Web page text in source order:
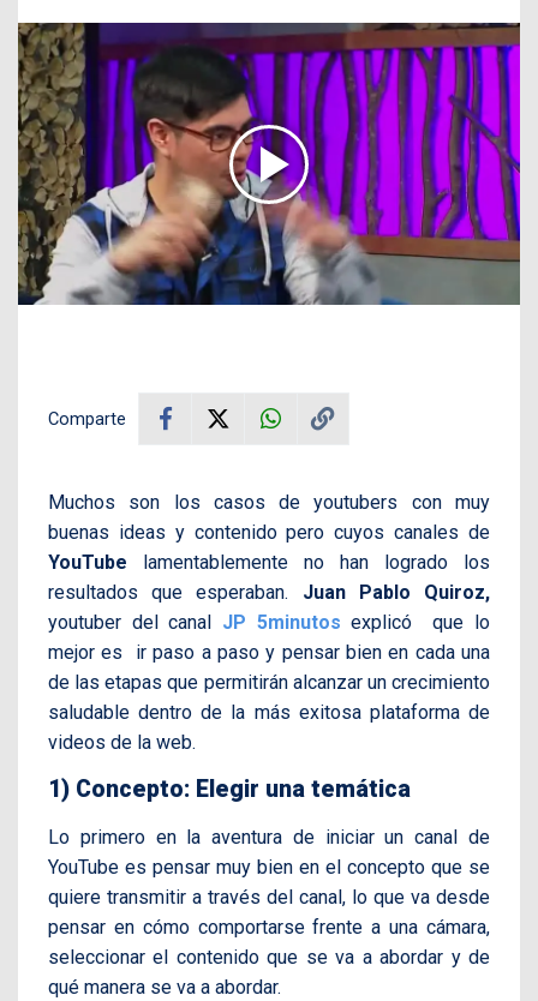
Comparte
Muchos son los casos de youtubers con muy
buenas ideas y contenido pero cuyos canales de
YouTube lamentablemente no han logrado los
resultados que esperaban. Juan
Pablo Quiroz,
youtuber del canal JP 5minutosexplicó que lo
mejor es ir paso a paso y pensar bien en cada una
de las etapas que permitirán alcanzar un crecimiento
saludable dentro de la más exitosa plataforma de
videos de la web.
1) Concepto: Elegir una temática
Lo primero en la aventura de iniciar un canal de
YouTube es pensar muy bien en el concepto que se
quiere transmitir a través del canal, lo que va desde
pensar en cómo comportarse frente a una cámara,
seleccionar el contenido que se va a abordar y de
qué manera se va a abordar.